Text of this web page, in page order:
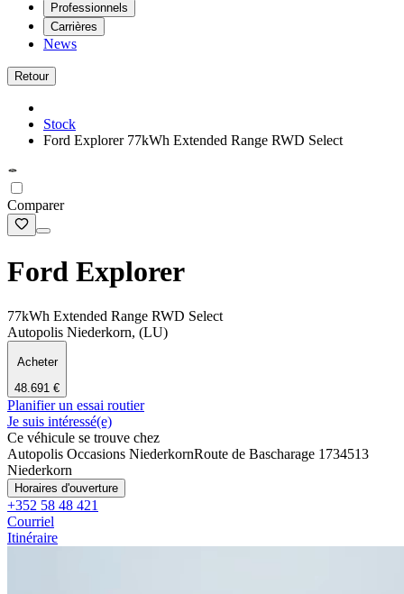
Professionnels
Carrières
News
Retour
Stock
Ford Explorer 77kWh Extended Range RWD Select
Comparer
Ford Explorer
77kWh Extended Range RWD Select
Autopolis Niederkorn, (LU)
Acheter
48.691 €
Planifier un essai routier
Je suis intéressé(e)
Ce véhicule se trouve chez
Autopolis Occasions NiederkornRoute de Bascharage 1734513
Niederkorn
Horaires d'ouverture
+352 58 48 421
Courriel
Itinéraire